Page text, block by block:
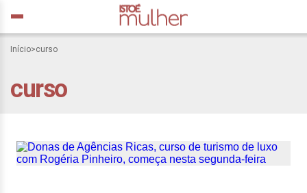
Início>curso
curso
Donas de Agências Ricas,
com Rogéria Pinheiro,